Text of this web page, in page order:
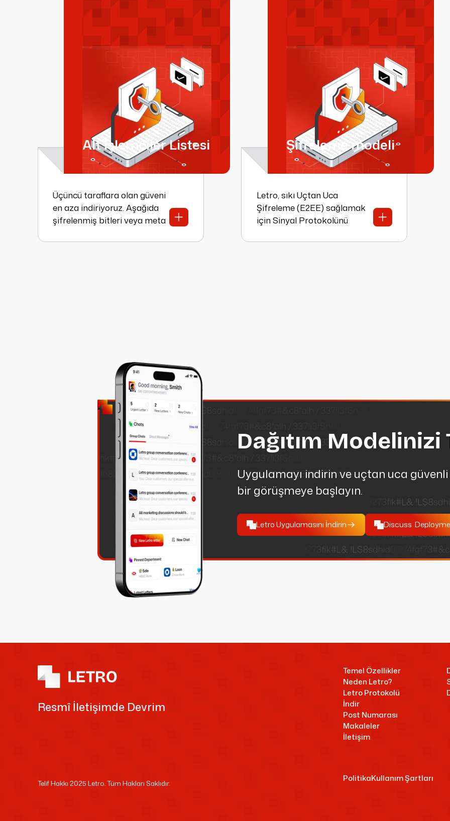
Alt İşlemciler Listesi
Üçüncü taraflara olan güveni
en aza indiriyoruz. Aşağıda
şifrelenmiş bitleri veya meta
bulunmaktadır.
Şifreleme modeli
Letro, sıkı Uçtan Uca
Şifreleme (E2EE) sağlamak
için Sinyal Protokolünü
Dağıtım Modelinizi
Uygulamayı indirin ve uçtan uca güvenli
bir görüşmeye başlayın.
Letro Uygulamasını İndirin Discuss
Resmî İletişimde Devrim
Temel Özellikler
Neden Letro?
Letro Protokolü
İndir
Post Numarası
Makaleler
İletişim
Telif Hakkı 2025 Letro. Tüm Hakları Saklıdır.
PolitikaKullanım Şartları